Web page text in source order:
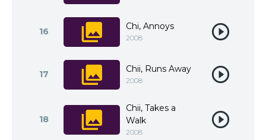
16 Chi, Annoys
2008
17 Chii, Runs Away
2008
18
Chii, Takes a
Walk
2008